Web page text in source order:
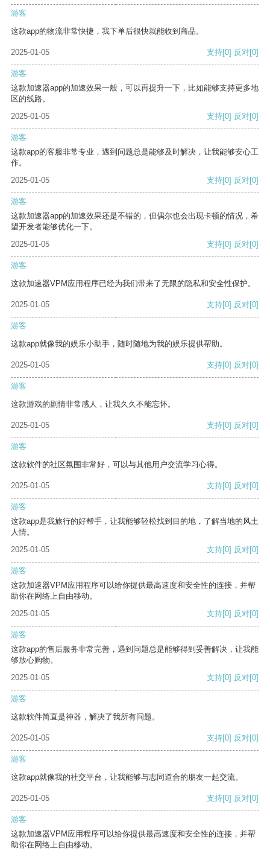
游客
这款app的物流非常快捷，我下单后很快就能收到商品。
2025-01-05 支持[0] 反对[0]
游客
这款加速器app的加速效果一般，可以再提升一下，比如能够支持更多地
区的线路。
2025-01-05
支持[0] 反对[0]
游客
这款app的客服非常专业，遇到问题总是能够及时解决，让我能够安心工
作。
2025-01-05
支持[0] 反对[0]
游客
这款加速器app的加速效果还是不错的，但偶尔也会出现卡顿的情况，希
望开发者能够优化一下。
2025-01-05
支持[0] 反对[0]
游客
这款加速器VPM应用程序已经为我们带来了无限的隐私和安全性保护。
2025-01-05 支持[0] 反对[0]
游客
这款app就像我的娱乐小助手，随时随地为我的娱乐提供帮助。
2025-01-05 支持[0] 反对[0]
游客
这款游戏的剧情非常感人，让我久久不能忘怀。
2025-01-05 支持[0] 反对[0]
游客
这款软件的社区氛围非常好，可以与其他用户交流学习心得。
2025-01-05 支持[0] 反对[0]
游客
这款app是我旅行的好帮手，让我能够轻松找到目的地，了解当地的风土
人情。
2025-01-05
支持[0] 反对[0]
游客
这款加速器VPM应用程序可以给你提供最高速度和安全性的连接，并帮
助你在网络上自由移动。
2025-01-05
支持[0] 反对[0]
游客
这款app的售后服务非常完善，遇到问题总是能够得到妥善解决，让我能
够放心购物。
2025-01-05
支持[0] 反对[0]
游客
这款软件简直是神器，解决了我所有问题。
2025-01-05 支持[0] 反对[0]
游客
这款app就像我的社交平台，让我能够与志同道合的朋友一起交流。
2025-01-05 支持[0] 反对[0]
游客
这款加速器VPM应用程序可以给你提供最高速度和安全性的连接，并帮
助你在网络上自由移动。